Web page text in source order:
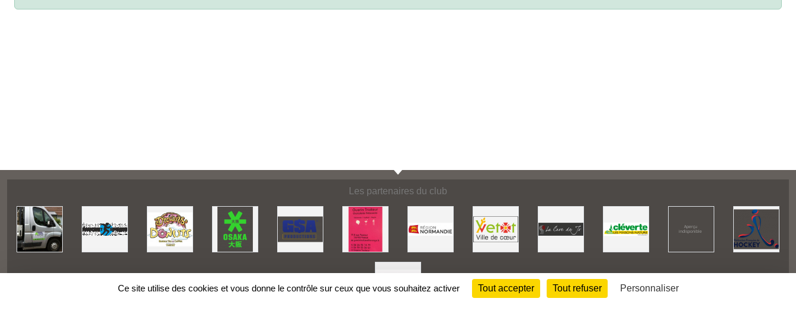
Les partenaires du club
Ce site utilise des cookies et vous donne le contrôle sur ceux que vous souhaitez activer Tout accepter Tout refuser Personnaliser